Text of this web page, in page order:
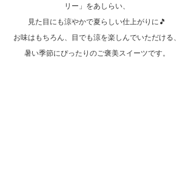
リー」をあしらい、
見た目にも涼やかで夏らしい仕上がりに🎵
お味はもちろん、目でも涼を楽しんでいただける、
暑い季節にぴったりのご褒美スイーツです。